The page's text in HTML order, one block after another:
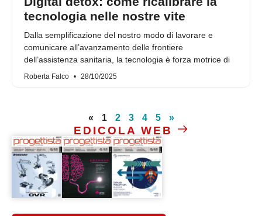
tecnologia nelle nostre vite
Dalla semplificazione del nostro modo di lavorare e
comunicare all’avanzamento delle frontiere
dell’assistenza sanitaria, la tecnologia è forza motrice di
Roberta Falco 28/10/2025
« 1 2 3 4 5 »
EDICOLA WEB